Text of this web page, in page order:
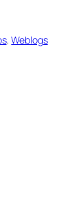
, Weblogs